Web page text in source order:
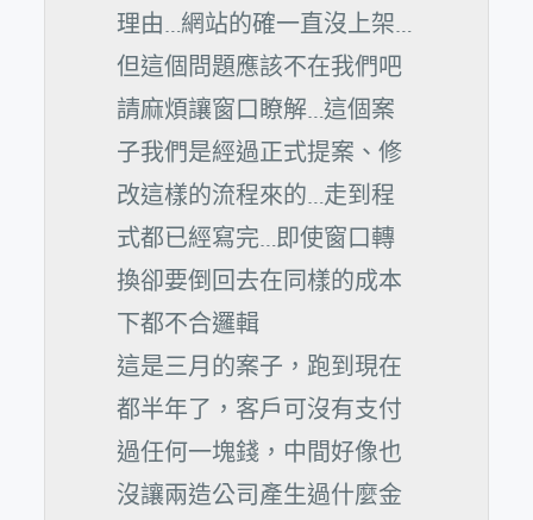
理由…網站的確一直沒上架…
但這個問題應該不在我們吧
請麻煩讓窗口瞭解…這個案
子我們是經過正式提案、修
改這樣的流程來的…走到程
式都已經寫完…即使窗口轉
換卻要倒回去在同樣的成本
下都不合邏輯
這是三月的案子，跑到現在
都半年了，客戶可沒有支付
過任何一塊錢，中間好像也
沒讓兩造公司產生過什麼金